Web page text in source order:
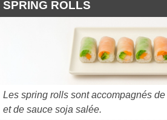
SPRING ROLLS
Les spring rolls sont accompagnés
et de sauce soja salée.